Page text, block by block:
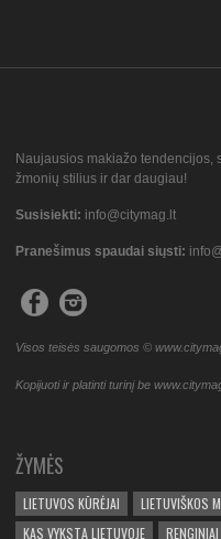
Naujausios makiažo tendencijos,
žmonių stilius ir dar daugiau!
Susisiekti: info@citymag.lt
Pranešimus spaudai siųsti:
Visos teisės saugomos ©
Kopijuoti ir platinti turinį be
ŽYMĖS
LIETUVOS KŪRĖJAI LIETUVIŠKOS
KAS VYKSTA LIETUVOJE
RENGINIAI